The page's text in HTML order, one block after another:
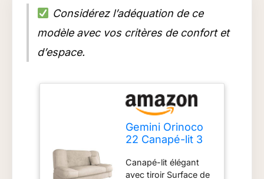
Considérez l’adéquation de ce
modèle avec vos critères de confort et
d’espace.
Gemini Orinoco
22 Canapé-lit 3
Coffre de lit,
Canapé-lit élégant
avec tiroir Surface de